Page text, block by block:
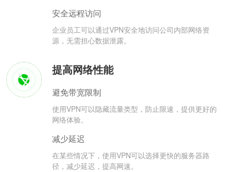
安全远程访问
企业员工可以通过VPN安全地访问公司内部网络资
源，无需担心数据泄露。
提高网络性能
避免带宽限制
使用VPN可以隐藏流量类型，防止限速，提供更好的
网络体验。
减少延迟
在某些情况下，使用VPN可以选择更快的服务器路
径，减少延迟，提高网速。